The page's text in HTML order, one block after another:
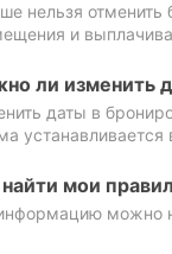
нельзя
и
ли изменить
даты в
мои
можно